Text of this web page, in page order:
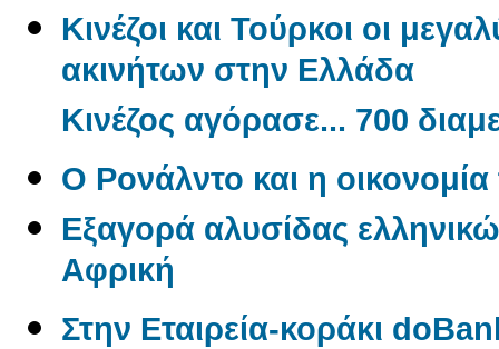
Κινέζοι και Τούρκοι οι
ακινήτων στην Ελλάδα
Κινέζος αγόρασε... 700
O Ρονάλντο και η
Εξαγορά αλυσίδας
Αφρική
Στην Εταιρεία-κοράκι